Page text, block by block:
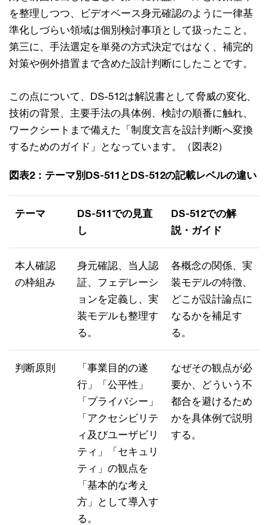
を整理しつつ、ビデオベース身元確認のように一律基
準化しづらい領域は個別検討事項として扱ったこと。
第三に、手法選定を単発の方式決定ではなく、補完的
対策や例外措置まで含めた設計判断にしたことです。
この点について、DS-512は解説書として脅威の変化、
技術の背景、主要手法の具体例、検討の順番に触れ、
ワークシートまで備えた「制度文言を設計判断へ変換
するためのガイド」となっています。（図表2）
図表2：テーマ別DS-511とDS-512の記載レベルの違い
テーマ
DS-511での見直
し
DS-512での解
説・ガイド
本人確認
の枠組み
身元確認、当人認
証、フェデレーシ
ョンを定義し、実
装モデルも整理す
る。
各概念の関係、実
装モデルの特徴、
どこが設計論点に
なるかを補足す
る。
判断原則
「事業目的の遂
行」「公平性」
「プライバシー」
「アクセシビリテ
ィ及びユーザビリ
ティ」「セキュリ
ティ」の観点を
「基本的な考え
方」として導入す
る。
なぜその観点が必
要か、どういう不
都合を避けるため
かを具体例で説明
する。